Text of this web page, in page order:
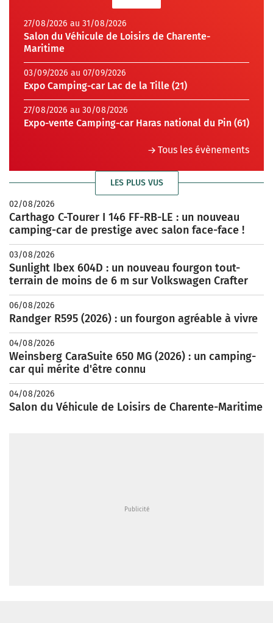
27/08/2026 au 31/08/2026
Salon du Véhicule de Loisirs de Charente-
Maritime
03/09/2026 au 07/09/2026
Expo Camping-car Lac de la Tille (21)
27/08/2026 au 30/08/2026
Expo-vente Camping-car Haras national du Pin (61)
Tous les évènements
LES PLUS VUS
02/08/2026
Carthago C-Tourer I 146 FF-RB-LE : un nouveau
camping-car de prestige avec salon face-face !
03/08/2026
Sunlight Ibex 604D : un nouveau fourgon tout-
terrain de moins de 6 m sur Volkswagen Crafter
06/08/2026
Randger R595 (2026) : un fourgon agréable à vivre
04/08/2026
Weinsberg CaraSuite 650 MG (2026) : un camping-
car qui mérite d'être connu
04/08/2026
Salon du Véhicule de Loisirs de Charente-Maritime